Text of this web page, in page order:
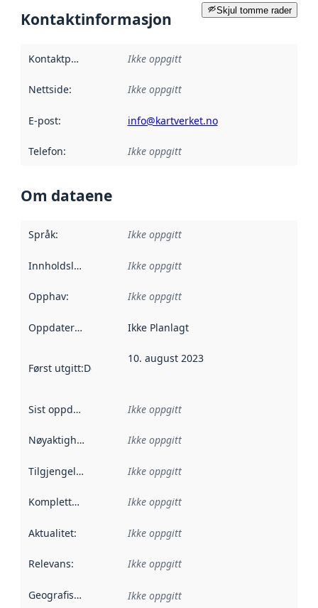
Skjul tomme rader
Kontaktinformasjon
Kontaktpunkt Ikke oppgitt
Nettside: Ikke oppgitt
E-post: info@kartverket.no
Telefon: Ikke oppgitt
Om dataene
Språk: Ikke oppgitt
Innholdsleverandører :
Ikke oppgitt
Opphav: Ikke oppgitt
Oppdateringsfrekvens :
Ikke Planlagt
Først utgitt:Denne datoen sier når dataene i dette
10. august 2023
Sist oppdatert Ikke oppgitt
Nøyaktighet Ikke oppgitt
Tilgjengelighet Ikke oppgitt
Kompletthet Ikke oppgitt
Aktualitet: Ikke oppgitt
Relevans: Ikke oppgitt
Geografisk avgrensning :
Ikke oppgitt